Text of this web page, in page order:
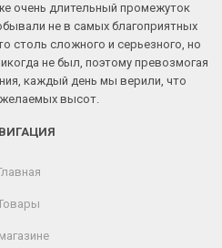
очень длительный промежуток
не в самых благоприятных
столь сложного и серьезного, но
не был, поэтому превозмогая
каждый день мы верили, что
высот.